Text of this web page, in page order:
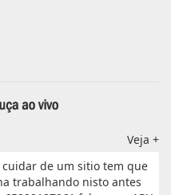
Veja +
de um sitio tem que
trabalhando nisto antes